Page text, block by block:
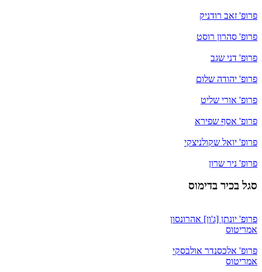
פרופ' זאב רודניק
פרופ' סהרון רוסט
פרופ' דני שגב
פרופ' יהודה שלום
פרופ' אורי שליט
פרופ' אסף שפירא
פרופ' יואל שקולניצקי
פרופ' ניר שרון
סגל בכיר בדימוס
פרופ' יונתן [ג'ון] אהרונסון
אמריטוס
פרופ' אלכסנדר אולבסקי
אמריטוס